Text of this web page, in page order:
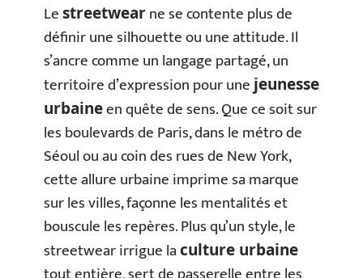
Lestreetwearne se contente plus de
définir une silhouette ou une attitude. Il
s’ancre comme un langage partagé, un
territoire d’expression pour unejeunesse
urbaineen quête de sens. Que ce soit sur
les boulevards de Paris, dans le métro de
Séoul ou au coin des rues de New York,
cette allure urbaine imprime sa marque
sur les villes, façonne les mentalités et
bouscule les repères. Plus qu’un style, le
streetwear irrigue laculture urbaine